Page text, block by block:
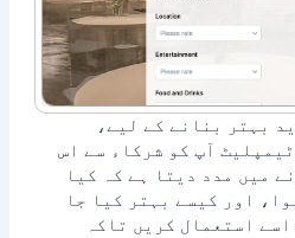
بہتر بنانے کے لیے،
آپ کو شرکاء سے اس
میں مدد دیتا ہے کہ کیا
اور کیسے بہتر کیا جا
استعمال کریں تاکہ